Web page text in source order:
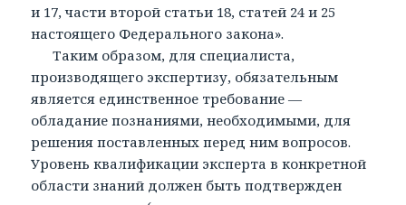
и 17, части второй статьи 18, статей 24 и 25
настоящего Федерального закона».
Таким образом, для специалиста,
производящего экспертизу, обязательным
является единственное требование —
обладание познаниями, необходимыми, для
решения поставленных перед ним вопросов.
Уровень квалификации эксперта в конкретной
области знаний должен быть подтвержден